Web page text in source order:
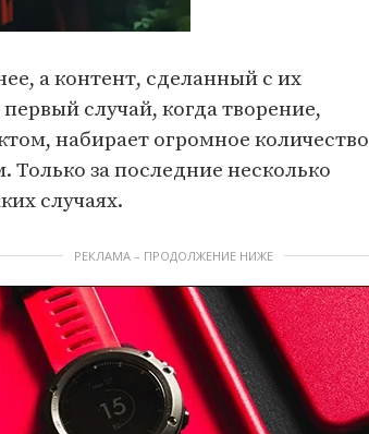
а контент, сделанный с их
случай, когда творение,
набирает огромное количество
за последние несколько
случаях.
РЕКЛАМА – ПРОДОЛЖЕНИЕ НИЖЕ